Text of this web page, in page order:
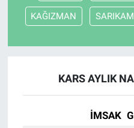
KAĞIZMAN
KARS AYLIK
İMSAK